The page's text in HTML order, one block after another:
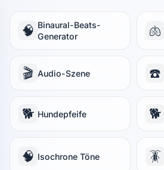
🧠 Binaural-Beats-
Generator
🫁
🎬 Audio-Szene ☎️
🐕 Hundepfeife 🐕
🧠 Isochrone Töne 🪳